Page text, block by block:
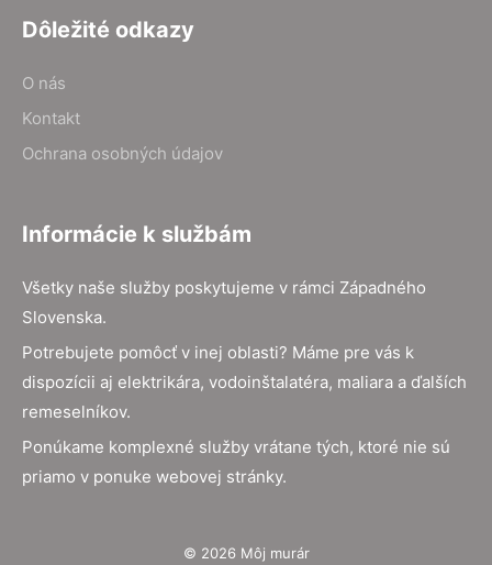
Dôležité odkazy
O nás
Kontakt
Ochrana osobných údajov
Informácie k službám
Všetky naše služby poskytujeme v rámci Západného
Slovenska.
Potrebujete pomôcť v inej oblasti? Máme pre vás k
dispozícii aj elektrikára, vodoinštalatéra, maliara a ďalších
remeselníkov.
Ponúkame komplexné služby vrátane tých, ktoré nie sú
priamo v ponuke webovej stránky.
© 2026 Môj murár